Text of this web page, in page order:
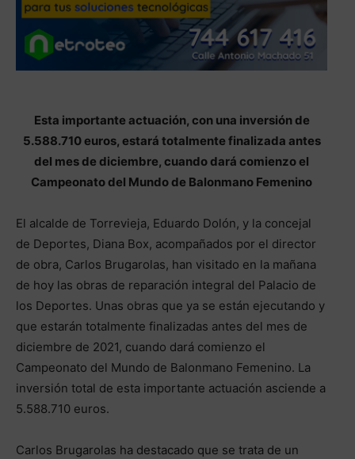
Esta importante actuación, con una inversión de
5.588.710 euros, estará totalmente finalizada antes
del mes de diciembre, cuando dará comienzo el
Campeonato del Mundo de Balonmano Femenino
El alcalde de Torrevieja, Eduardo Dolón, y la concejal
de Deportes, Diana Box, acompañados por el director
de obra, Carlos Brugarolas, han visitado en la mañana
de hoy las obras de reparación integral del Palacio de
los Deportes. Unas obras que ya se están ejecutando y
que estarán totalmente finalizadas antes del mes de
diciembre de 2021, cuando dará comienzo el
Campeonato del Mundo de Balonmano Femenino. La
inversión total de esta importante actuación asciende a
5.588.710 euros.
Carlos Brugarolas ha destacado que se trata de un